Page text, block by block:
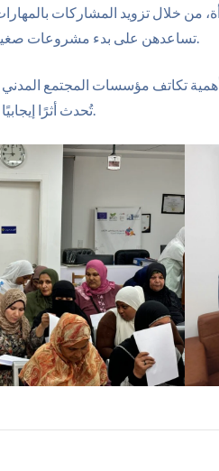
من خلال تزويد المشاركات
تكاتف مؤسسات المجتمع المدني
تُحدث أثرًا إيجابيًا ومستدامًا داخل المجتمع.